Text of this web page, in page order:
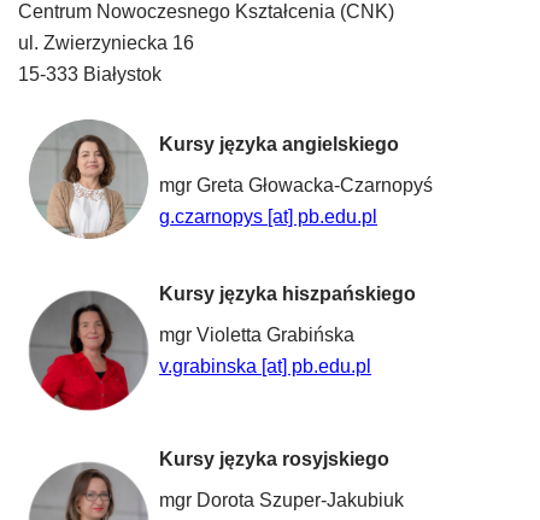
Centrum Nowoczesnego Kształcenia (CNK)
ul. Zwierzyniecka 16
15-333 Białystok
Kursy języka angielskiego
mgr Greta Głowacka-Czarnopyś
g.czarnopys [at] pb.edu.pl
Kursy języka hiszpańskiego
mgr Violetta Grabińska
v.grabinska [at] pb.edu.pl
Kursy języka rosyjskiego
mgr Dorota Szuper-Jakubiuk